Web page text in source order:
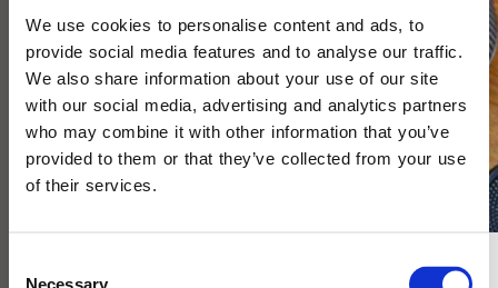
We use cookies to personalise content and ads, to
provide social media features and to analyse our traffic.
We also share information about your use of our site
with our social media, advertising and analytics partners
who may combine it with other information that you’ve
provided to them or that they’ve collected from your use
of their services.
Necessary